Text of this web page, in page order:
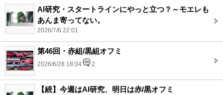
AI研究・スタートラインにやっと立つ？～モエレも
あんま寄ってない。
2026/7/6 22:01
第46回・赤組/黒組オフミ
2026/6/28 18:04 2
【続】今週はAI研究、明日は赤/黒オフミ